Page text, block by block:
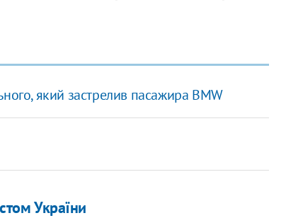
який застрелив пасажира BMW
України